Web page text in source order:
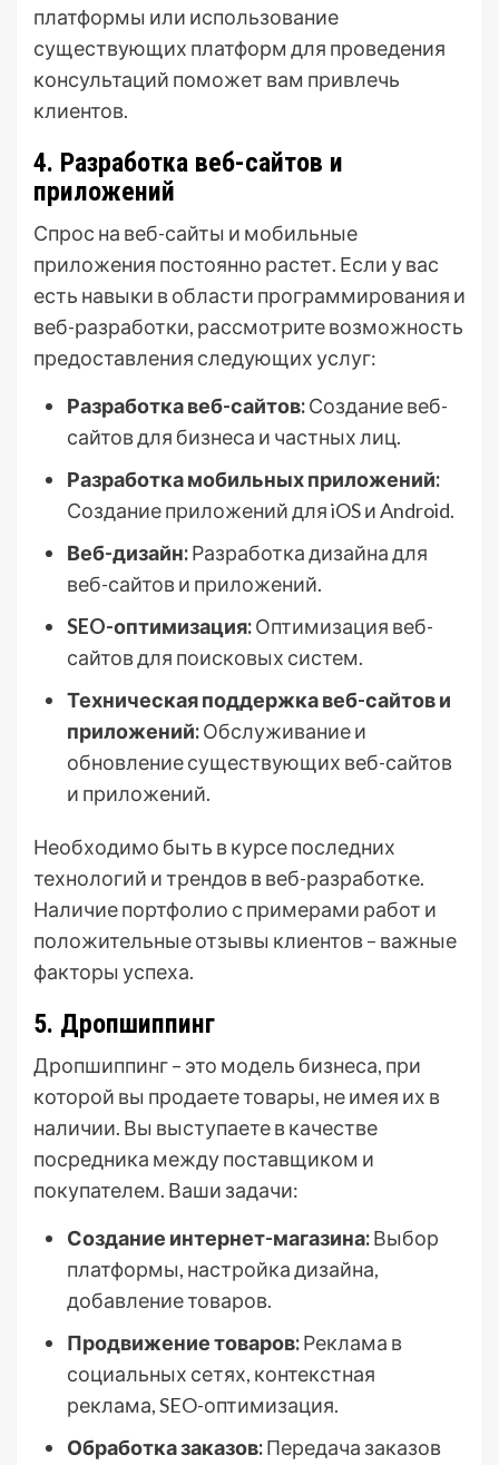
платформы или использование
существующих платформ для проведения
консультаций поможет вам привлечь
клиентов.
4. Разработка веб-сайтов и
приложений
Спрос на веб-сайты и мобильные
приложения постоянно растет. Если у вас
есть навыки в области программирования и
веб-разработки, рассмотрите возможность
предоставления следующих услуг:
Разработка веб-сайтов:Создание веб-
сайтов для бизнеса и частных лиц.
Разработка мобильных приложений:
Создание приложений для iOS и Android.
Веб-дизайн:Разработка дизайна для
веб-сайтов и приложений.
SEO-оптимизация:Оптимизация веб-
сайтов для поисковых систем.
Техническая поддержка веб-сайтов и
приложений:Обслуживание и
обновление существующих веб-сайтов
и приложений.
Необходимо быть в курсе последних
технологий и трендов в веб-разработке.
Наличие портфолио с примерами работ и
положительные отзывы клиентов – важные
факторы успеха.
5. Дропшиппинг
Дропшиппинг – это модель бизнеса, при
которой вы продаете товары, не имея их в
наличии. Вы выступаете в качестве
посредника между поставщиком и
покупателем. Ваши задачи:
Создание интернет-магазина:Выбор
платформы, настройка дизайна,
добавление товаров.
Продвижение товаров:Реклама в
социальных сетях, контекстная
реклама, SEO-оптимизация.
Обработка заказов:Передача заказов